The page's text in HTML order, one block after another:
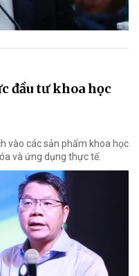
đầu tư khoa học
vào các sản phẩm khoa học
và ứng dụng thực tế.